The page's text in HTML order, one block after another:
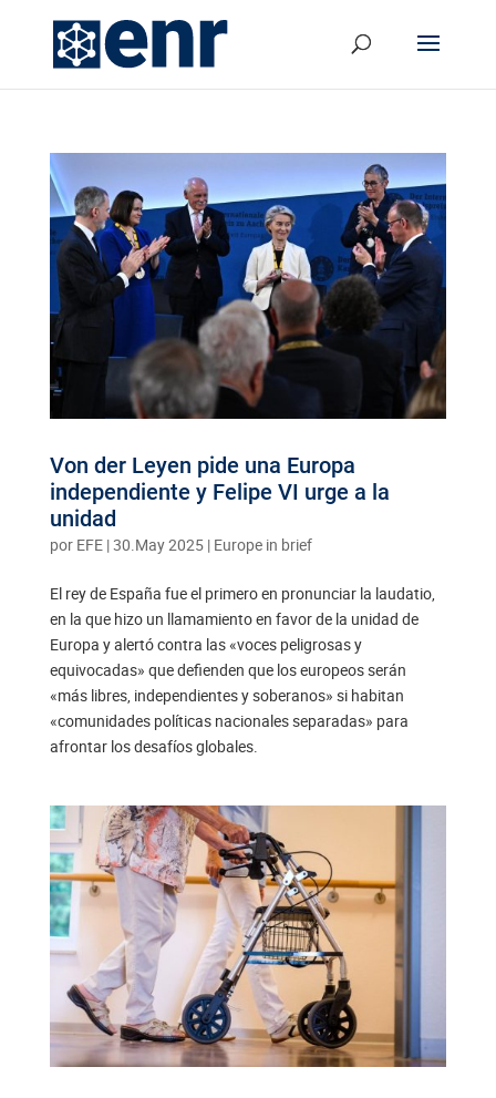
Von der Leyen pide una Europa
independiente y Felipe VI urge a la
unidad
por EFE|30.May 2025| Europe in brief
El rey de España fue el primero en pronunciar la laudatio,
en la que hizo un llamamiento en favor de la unidad de
Europa y alertó contra las «voces peligrosas y
equivocadas» que defienden que los europeos serán
«más libres, independientes y soberanos» si habitan
«comunidades políticas nacionales separadas» para
afrontar los desafíos globales.